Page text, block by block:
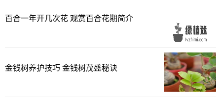
湿度精准控制
通过智能湿度计监测，维持75-85%空气湿度最理想。建议
百合一年开几次花 观赏百合花期简介
金钱树养护技巧 金钱树茂盛秘诀